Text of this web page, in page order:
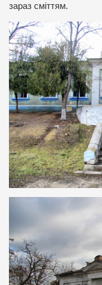
зараз сміттям.